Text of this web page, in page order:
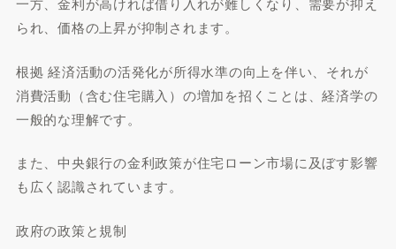
られ、価格の上昇が抑制されます。
根拠 経済活動の活発化が所得水準の向上を伴い、それが
消費活動（含む住宅購入）の増加を招くことは、経済学の
一般的な理解です。
また、中央銀行の金利政策が住宅ローン市場に及ぼす影響
も広く認識されています。
政府の政策と規制